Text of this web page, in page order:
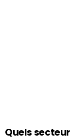
Quels